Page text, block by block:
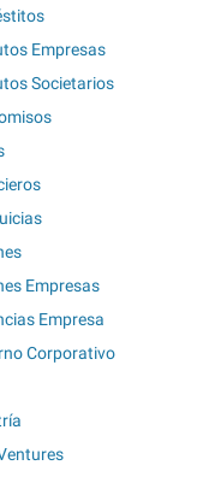
Empresas
Societarios
Empresas
Empresa
Corporativo